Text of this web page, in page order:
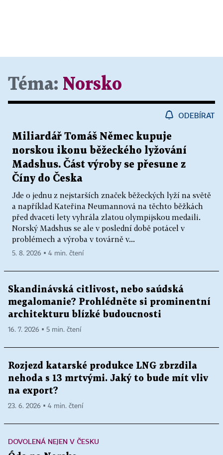
Téma: Norsko
ODEBÍRAT
Miliardář Tomáš Němec kupuje
norskou ikonu běžeckého lyžování
Madshus. Část výroby se přesune z
Číny do Česka
Jde o jednu z nejstarších značek běžeckých lyží na světě
a například Kateřina Neumannová na těchto běžkách
před dvaceti lety vyhrála zlatou olympijskou medaili.
Norský Madshus se ale v poslední době potácel v
problémech a výroba v továrně v...
5. 8. 2026 ▪ 4 min. čtení
Skandinávská citlivost, nebo saúdská
megalomanie? Prohlédněte si prominentní
architekturu blízké budoucnosti
16. 7. 2026 ▪ 5 min. čtení
Rozjezd katarské produkce LNG zbrzdila
nehoda s 13 mrtvými. Jaký to bude mít vliv
na export?
23. 6. 2026 ▪ 4 min. čtení
DOVOLENÁ NEJEN V ČESKU